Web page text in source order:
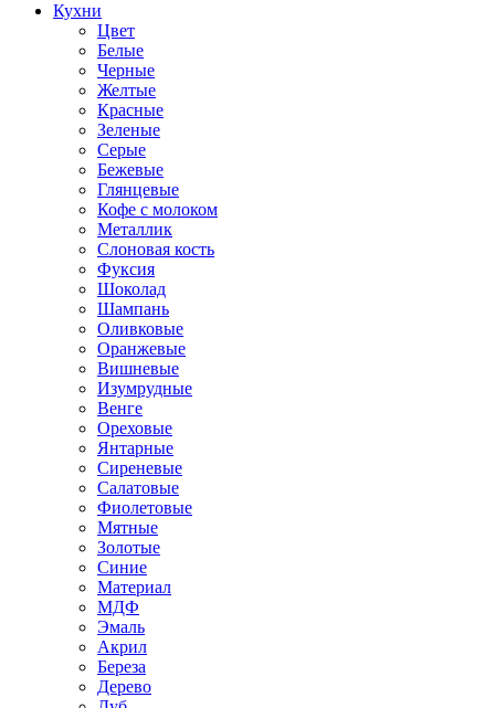
Кухни
Цвет
Белые
Черные
Желтые
Красные
Зеленые
Серые
Бежевые
Глянцевые
Кофе с молоком
Металлик
Слоновая кость
Фуксия
Шоколад
Шампань
Оливковые
Оранжевые
Вишневые
Изумрудные
Венге
Ореховые
Янтарные
Сиреневые
Салатовые
Фиолетовые
Мятные
Золотые
Синие
Материал
МДФ
Эмаль
Акрил
Береза
Дерево